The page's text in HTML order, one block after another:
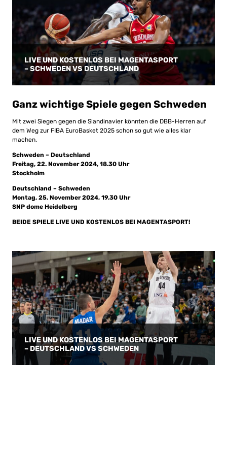
LIVE UND KOSTENLOS BEI MAGENTASPORT
– SCHWEDEN VS DEUTSCHLAND
Ganz wichtige Spiele gegen Schweden
Mit zwei Siegen gegen die Slandinavier könnten die DBB-Herren auf
dem Weg zur FIBA EuroBasket 2025 schon so gut wie alles klar
machen.
Schweden – Deutschland
Freitag, 22. November 2024, 18.30 Uhr
Stockholm
Deutschland – Schweden
Montag, 25. November 2024, 19.30 Uhr
SNP dome Heidelberg
BEIDE SPIELE LIVE UND KOSTENLOS BEI MAGENTASPORT!
LIVE UND KOSTENLOS BEI MAGENTASPORT
– DEUTSCHLAND VS SCHWEDEN